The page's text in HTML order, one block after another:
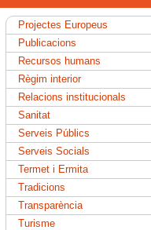
Projectes Europeus
Publicacions
Recursos humans
Règim interior
Relacions institucionals
Sanitat
Serveis Públics
Serveis Socials
Termet i Ermita
Tradicions
Transparència
Turisme